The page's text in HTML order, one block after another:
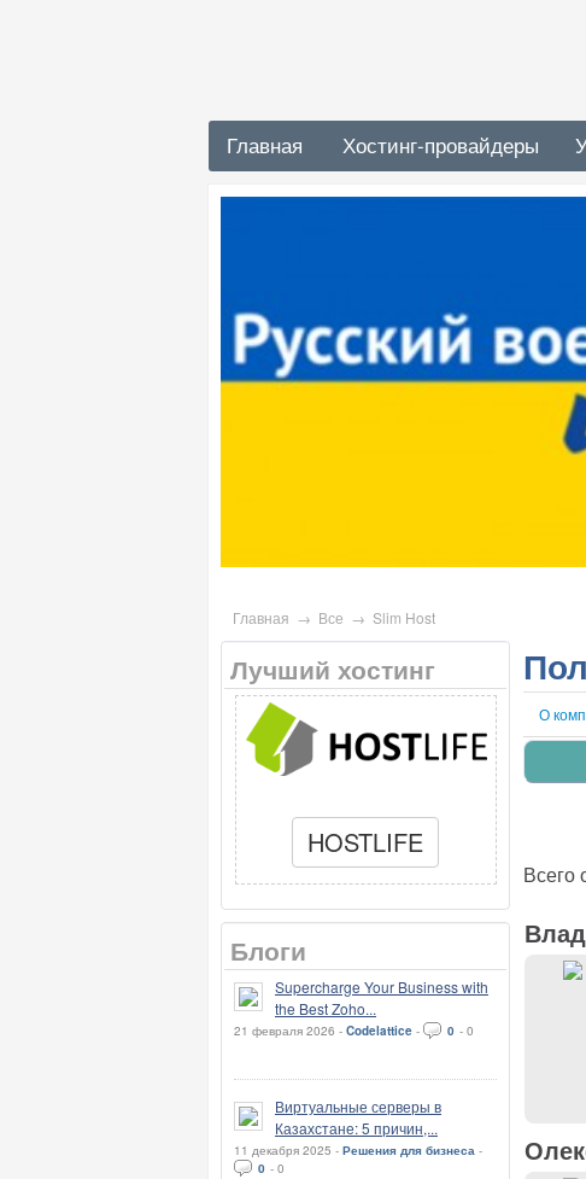
Главная Хостинг-провайдеры
Главная → Все → Slim Host
Лучший хостинг
HOSTLIFE
Блоги
Supercharge Your Business with
the Best Zoho...
21 февраля 2026 - Codelattice - 0 - 0
Виртуальные серверы в
Казахстане: 5 причин,...
11 декабря 2025 - Решения для бизнеса -
0 - 0
О
Всего